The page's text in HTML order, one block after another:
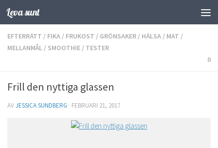
Hoppa till innehåll
Leva sunt
EFTERRÄTT / FIKA / FRUKOST / GRÖNSAKER / HÄLSA / MAT /
MELLANMÅL / SMOOTHIE / TESTER
0
Frill den nyttiga glassen
AVJESSICA SUNDBERG · FEBRUARI 21, 2017